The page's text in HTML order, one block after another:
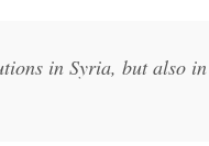
in Syria, but also